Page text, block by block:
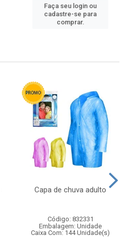
Faça seu login ou
cadastre-se para
comprar.
Capa de chuva adulto
Código: 832331
Embalagem: Unidade
Caixa Com: 144 Unidade(s)